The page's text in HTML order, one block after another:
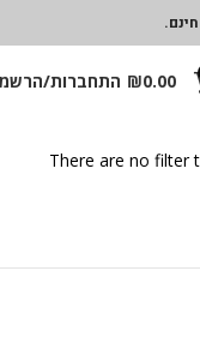
₪0.00 התחברות/
There are no filter